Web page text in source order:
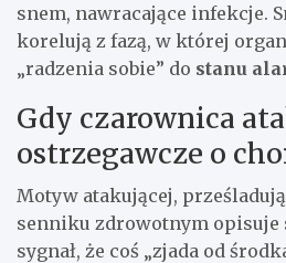
snem, nawracające infekcje.
korelują z fazą, w której
„radzenia sobie” do stanu
Gdy czarownica
ostrzegawcze o
Motyw atakującej,
senniku zdrowotnym opisuje
sygnał, że coś „zjada od